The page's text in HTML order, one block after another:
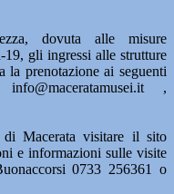
dovuta alle misure
gli ingressi alle strutture
la prenotazione ai seguenti
,
Macerata visitare il sito
e informazioni sulle visite
0733 256361 o